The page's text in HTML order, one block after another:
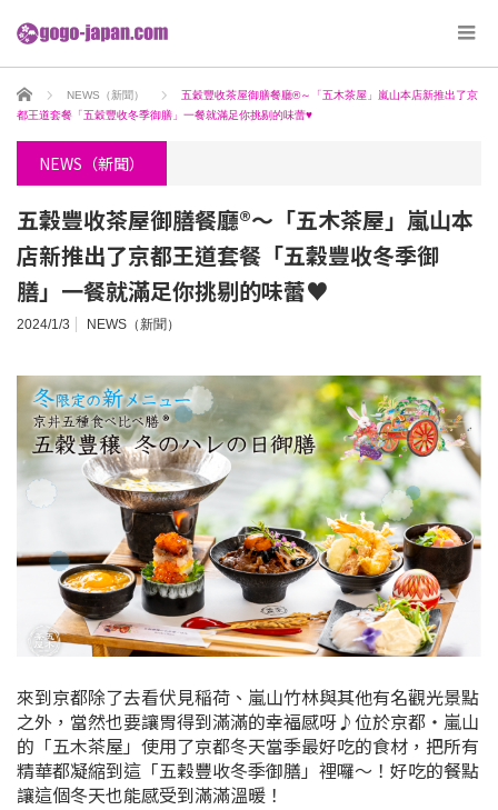
ホーム NEWS（新聞）
五穀豐收茶屋御膳餐廳®︎～「五木茶屋」嵐山本店新推出了京
都王道套餐「五穀豐收冬季御膳」一餐就滿足你挑剔的味蕾♥
NEWS（新聞）
五穀豐收茶屋御膳餐廳®︎～「五木茶屋」嵐山本
店新推出了京都王道套餐「五穀豐收冬季御
膳」一餐就滿足你挑剔的味蕾♥
2024/1/3 NEWS（新聞）
來到京都除了去看伏見稲荷、嵐山竹林與其他有名觀光景點
之外，當然也要讓胃得到滿滿的幸福感呀♪位於京都・嵐山
的「五木茶屋」使用了京都冬天當季最好吃的食材，把所有
精華都凝縮到這「五穀豐收冬季御膳」裡囉～！好吃的餐點
讓這個冬天也能感受到滿滿溫暖！